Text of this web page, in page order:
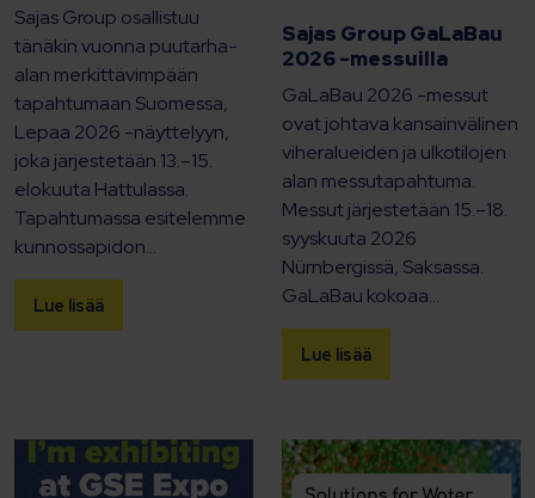
Sajas Group osallistuu
tänäkin vuonna puutarha-
alan merkittävimpään
tapahtumaan Suomessa,
Lepaa 2026 -näyttelyyn,
joka järjestetään 13.–15.
elokuuta Hattulassa.
Tapahtumassa esitelemme
kunnossapidon...
Lue lisää
Sajas Group GaLaBau
2026 -messuilla
GaLaBau 2026 -messut
ovat johtava kansainvälinen
viheralueiden ja ulkotilojen
alan messutapahtuma.
Messut järjestetään 15.–18.
syyskuuta 2026
Nürnbergissä, Saksassa.
GaLaBau kokoaa...
Lue lisää